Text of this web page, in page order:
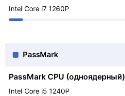
Intel Core i7 1260P
PassMark
PassMark CPU (одноядерный)
Intel Core i5 1240P